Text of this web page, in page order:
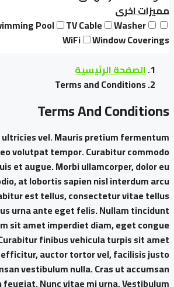
مميزات اخرى
Pool TV Cable
Washer
WiFi
Window Coverings
الصفحة الرئيسية
Terms and Conditions
Terms And Conditions
vel. Mauris pretium fermentum
volutpat tempor. Curabitur commodo
et augue. Morbi ullamcorper, dolor eu
at lobortis sapien nisl interdum arcu.
est tellus, consectetur vitae tellus
urna ante eget felis. Nullam tincidunt
sit amet imperdiet diam, eget congue
finibus vehicula turpis sit amet
auctor tortor vel, facilisis justo.
vestibulum nulla. Cras ut accumsan
Nunc vitae mi urna. Vestibulum